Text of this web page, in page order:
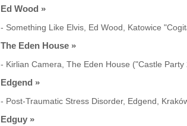
Ed Wood »
- Something Like Elvis, Ed Wood, Katowice
The Eden House »
- Kirlian Camera, The Eden House ("Castle
Edgend »
- Post-Traumatic Stress Disorder, Edgend,
Edguy »